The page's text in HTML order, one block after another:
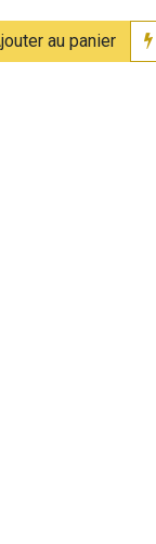
au panier